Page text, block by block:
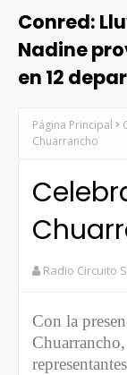
Conred:
Nadine
en 12
Página Principal
Chuarrancho
Radio Circuito
Con la
Chuarrancho,